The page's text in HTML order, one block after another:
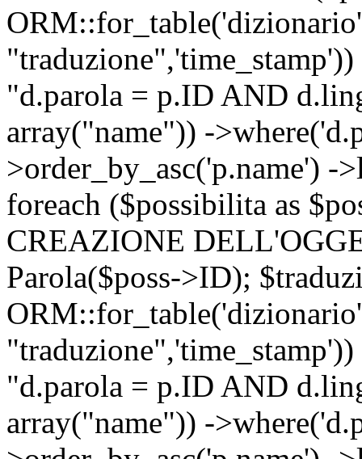
"d.parola = p.ID AND
array("name")) -
>order_by_asc('p.name')
foreach ($possibilita as
CREAZIONE
Parola($poss->ID);
"d.parola = p.ID AND
array("name")) -